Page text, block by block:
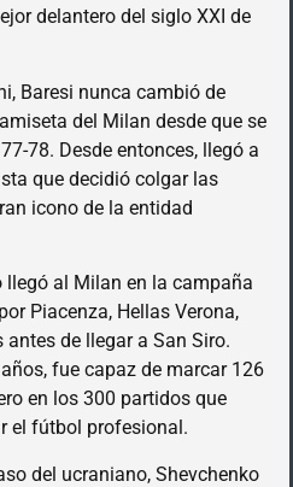
delantero del siglo XXI de
Baresi nunca cambió de
del Milan desde que se
78. Desde entonces, llegó a
que decidió colgar las
icono de la entidad
llegó al Milan en la campaña
Piacenza, Hellas Verona,
de llegar a San Siro.
fue capaz de marcar 126
en los 300 partidos que
el fútbol profesional.
del ucraniano, Shevchenko